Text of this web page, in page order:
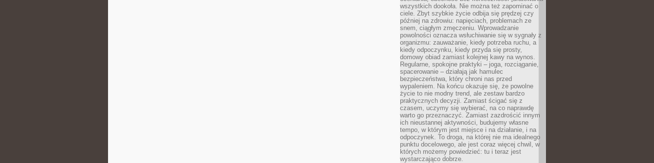
wszystkich dookoła. Nie można też zapominać o
ciele. Zbyt szybkie życie odbija się prędzej czy
później na zdrowiu: napięciach, problemach ze
snem, ciągłym zmęczeniu. Wprowadzanie
powolności oznacza wsłuchiwanie się w sygnały z
organizmu: zauważanie, kiedy potrzeba ruchu, a
kiedy odpoczynku, kiedy przyda się prosty,
domowy obiad zamiast kolejnej kawy na wynos.
Regularne, spokojne praktyki – joga, rozciąganie,
spacerowanie – działają jak hamulec
bezpieczeństwa, który chroni nas przed
wypaleniem. Na końcu okazuje się, że powolne
życie to nie modny trend, ale zestaw bardzo
praktycznych decyzji. Zamiast ścigać się z
czasem, uczymy się wybierać, na co naprawdę
warto go przeznaczyć. Zamiast zazdrościć innym
ich nieustannej aktywności, budujemy własne
tempo, w którym jest miejsce i na działanie, i na
odpoczynek. To droga, na której nie ma idealnego
punktu docelowego, ale jest coraz więcej chwil, w
których możemy powiedzieć: tu i teraz jest
wystarczająco dobrze.